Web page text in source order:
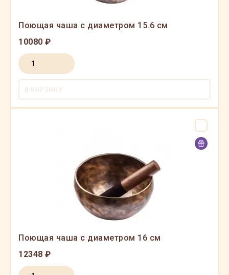
Поющая чаша с диаметром 15.6 см
10080 ₽
В КОРЗИНУ
Поющая чаша с диаметром 16 см
12348 ₽